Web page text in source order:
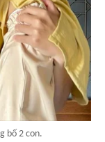
bố 2 con.